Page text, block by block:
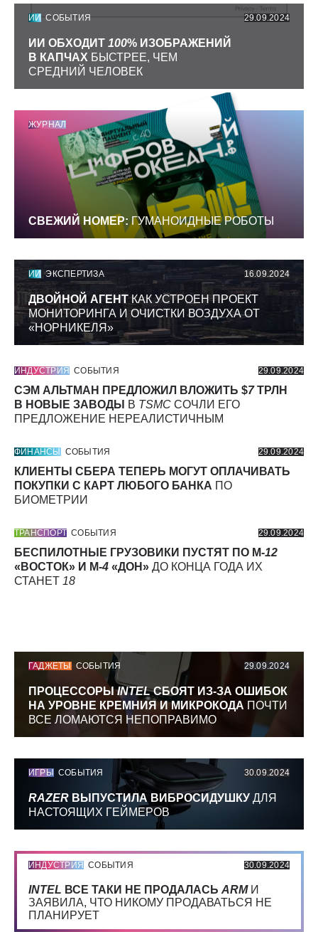
ИИ СОБЫТИЯ 29.09.2024
ИИ ОБХОДИТ 100% ИЗОБРАЖЕНИЙ
В КАПЧАХ БЫСТРЕЕ, ЧЕМ
СРЕДНИЙ ЧЕЛОВЕК
ЖУРНАЛ
СВЕЖИЙ НОМЕР: ГУМАНОИДНЫЕ РОБОТЫ
ИИ ЭКСПЕРТИЗА 16.09.2024
ДВОЙНОЙ АГЕНТКАК УСТРОЕН ПРОЕКТ
МОНИТОРИНГА И ОЧИСТКИ ВОЗДУХА ОТ
«НОРНИКЕЛЯ»
ИНДУСТРИЯ СОБЫТИЯ 29.09.2024
СЭМ АЛЬТМАН ПРЕДЛОЖИЛ ВЛОЖИТЬ $7ТРЛН
В НОВЫЕ ЗАВОДЫ
В TSMC СОЧЛИ ЕГО
ПРЕДЛОЖЕНИЕ НЕРЕАЛИСТИЧНЫМ
ФИНАНСЫ СОБЫТИЯ 29.09.2024
КЛИЕНТЫ СБЕРА ТЕПЕРЬ МОГУТ ОПЛАЧИВАТЬ
ПОКУПКИ С КАРТ ЛЮБОГО БАНКА ПО
БИОМЕТРИИ
ТРАНСПОРТ СОБЫТИЯ 29.09.2024
БЕСПИЛОТНЫЕ ГРУЗОВИКИ ПУСТЯТ ПО М-12
«ВОСТОК» И М-4 «ДОН» ДО КОНЦА ГОДА ИХ
СТАНЕТ 18
ГАДЖЕТЫ СОБЫТИЯ 29.09.2024
ПРОЦЕССОРЫINTELСБОЯТ ИЗ-ЗА ОШИБОК
НА УРОВНЕ КРЕМНИЯ И МИКРОКОДА ПОЧТИ
ВСЕ ЛОМАЮТСЯ НЕПОПРАВИМО
ИГРЫ СОБЫТИЯ 30.09.2024
RAZER ВЫПУСТИЛА ВИБРОСИДУШКУ ДЛЯ
НАСТОЯЩИХ ГЕЙМЕРОВ
ИНДУСТРИЯ СОБЫТИЯ 30.09.2024
INTEL ВСЕ ТАКИ НЕ ПРОДАЛАСЬ ARMИ
ЗАЯВИЛА, ЧТО НИКОМУ ПРОДАВАТЬСЯ НЕ
ПЛАНИРУЕТ